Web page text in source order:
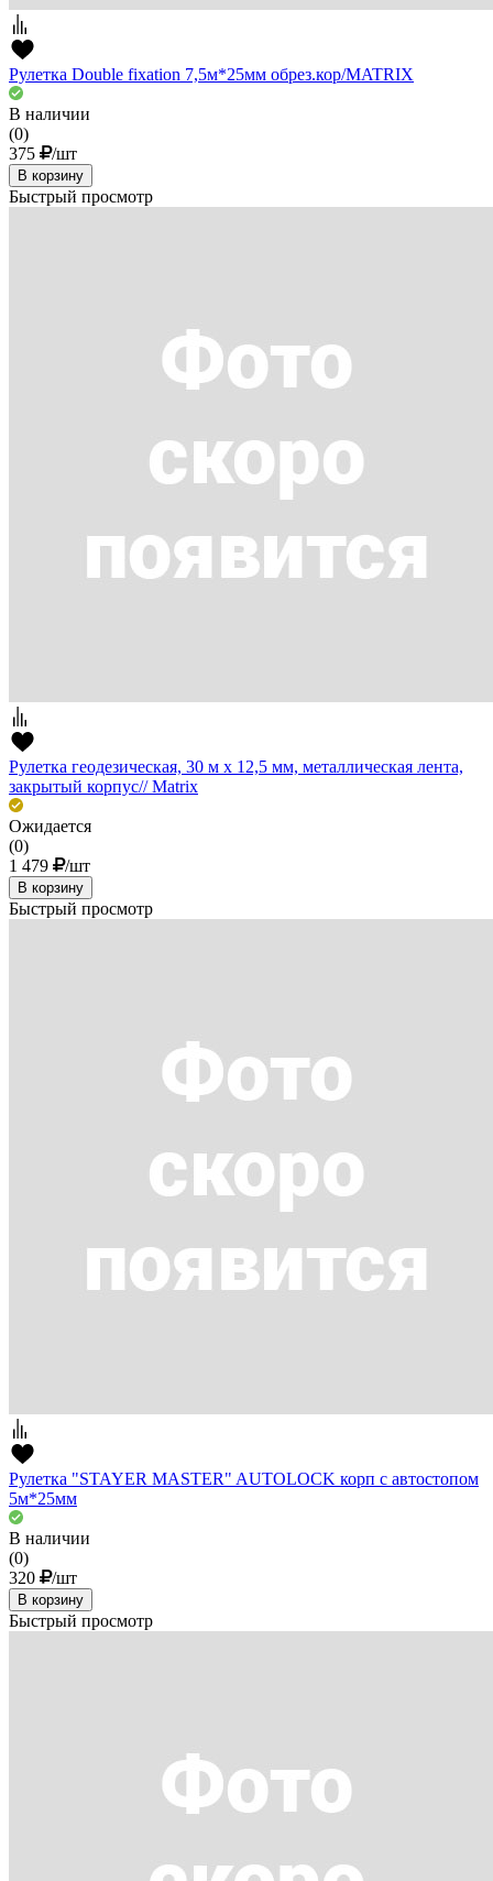
Рулетка Double fixation 7,5м*25мм обрез.кор/MATRIX
В наличии
(0)
375
/шт
В корзину
Быстрый просмотр
Рулетка геодезическая, 30 м х 12,5 мм, металлическая лента,
закрытый корпус// Matrix
Ожидается
(0)
1 479
/шт
В корзину
Быстрый просмотр
Рулетка "STAYER MASTER" AUTOLOCK корп с автостопом
5м*25мм
В наличии
(0)
320
/шт
В корзину
Быстрый просмотр